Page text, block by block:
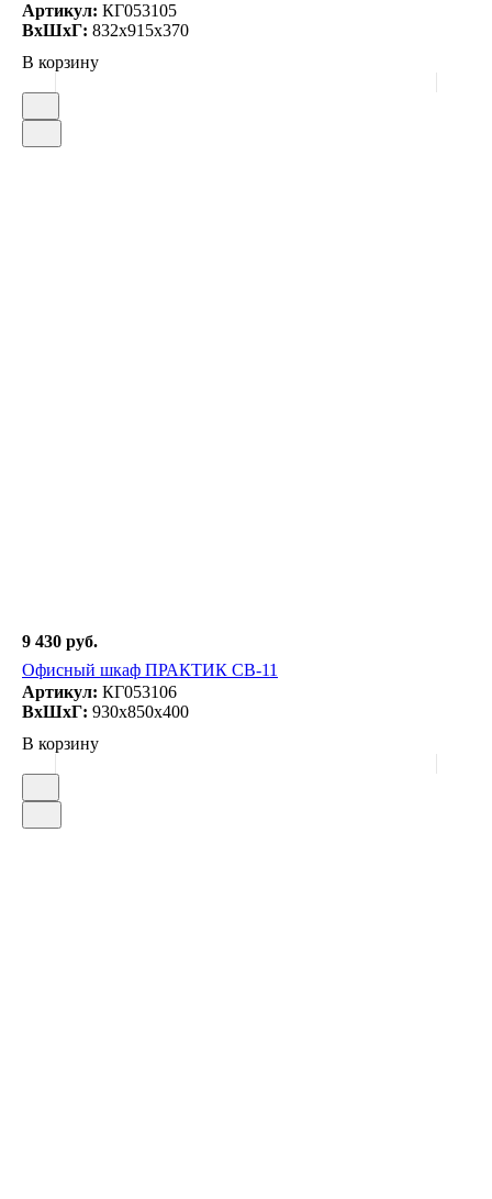
Артикул: КГ053105
ВxШxГ: 832x915x370
В корзину
9 430 руб.
Офисный шкаф ПРАКТИК СВ-11
Артикул: КГ053106
ВxШxГ: 930x850x400
В корзину